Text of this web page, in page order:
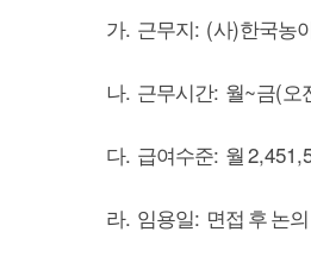
가. 근무지: (사)한국농
나. 근무시간: 월~금(오
다. 급여수준: 월
라. 임용일: 면접 후 논의